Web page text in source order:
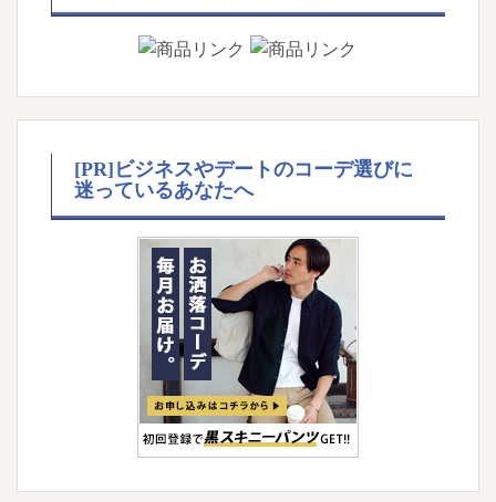
[PR]ビジネスやデートのコーデ選びに
迷っているあなたへ